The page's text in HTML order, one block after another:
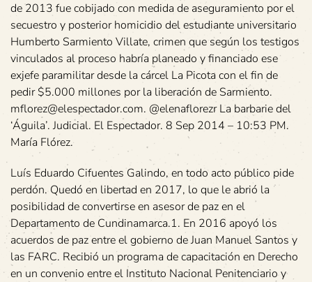
de 2013 fue cobijado con medida de aseguramiento por el
secuestro y posterior homicidio del estudiante universitario
Humberto Sarmiento Villate, crimen que según los testigos
vinculados al proceso habría planeado y financiado ese
exjefe paramilitar desde la cárcel La Picota con el fin de
pedir $5.000 millones por la liberación de Sarmiento.
mflorez@elespectador.com. @elenaflorezr La barbarie del
‘Águila’. Judicial. El Espectador. 8 Sep 2014 – 10:53 PM.
María Flórez.
Luís Eduardo Cifuentes Galindo, en todo acto público pide
perdón. Quedó en libertad en 2017, lo que le abrió la
posibilidad de convertirse en asesor de paz en el
Departamento de Cundinamarca.1. En 2016 apoyó los
acuerdos de paz entre el gobierno de Juan Manuel Santos y
las FARC. Recibió un programa de capacitación en Derecho
en un convenio entre el Instituto Nacional Penitenciario y